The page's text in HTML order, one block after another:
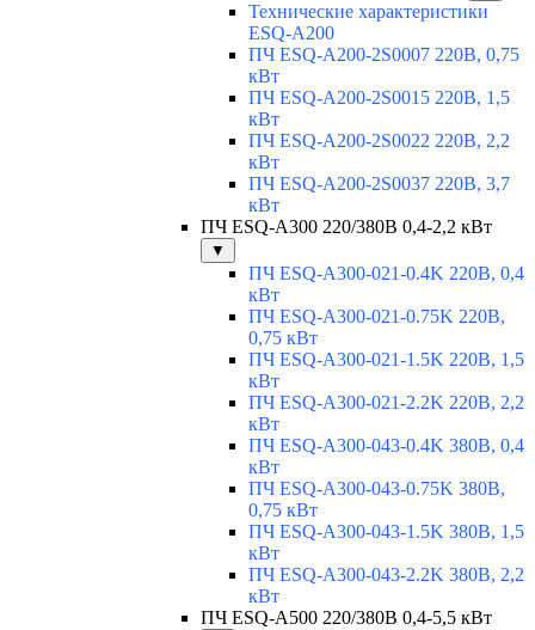
Технические характеристики
ESQ-A200
ПЧ ESQ-A200-2S0007 220В, 0,75
кВт
ПЧ ESQ-A200-2S0015 220В, 1,5
кВт
ПЧ ESQ-A200-2S0022 220В, 2,2
кВт
ПЧ ESQ-A200-2S0037 220В, 3,7
кВт
ПЧ ESQ-A300 220/380В 0,4-2,2 кВт
▼
ПЧ ESQ-A300-021-0.4K 220В, 0,4
кВт
ПЧ ESQ-A300-021-0.75K 220В,
0,75 кВт
ПЧ ESQ-A300-021-1.5K 220В, 1,5
кВт
ПЧ ESQ-A300-021-2.2K 220В, 2,2
кВт
ПЧ ESQ-A300-043-0.4K 380В, 0,4
кВт
ПЧ ESQ-A300-043-0.75K 380В,
0,75 кВт
ПЧ ESQ-A300-043-1.5K 380В, 1,5
кВт
ПЧ ESQ-A300-043-2.2K 380В, 2,2
кВт
ПЧ ESQ-A500 220/380В 0,4-5,5 кВт